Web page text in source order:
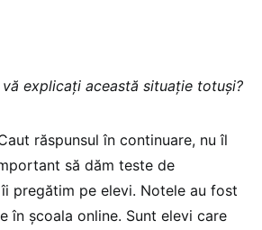
vă explicați această situație totuși?
răspunsul în continuare, nu îl
să dăm teste de
pregătim pe elevi. Notele au fost
în școala online. Sunt elevi care